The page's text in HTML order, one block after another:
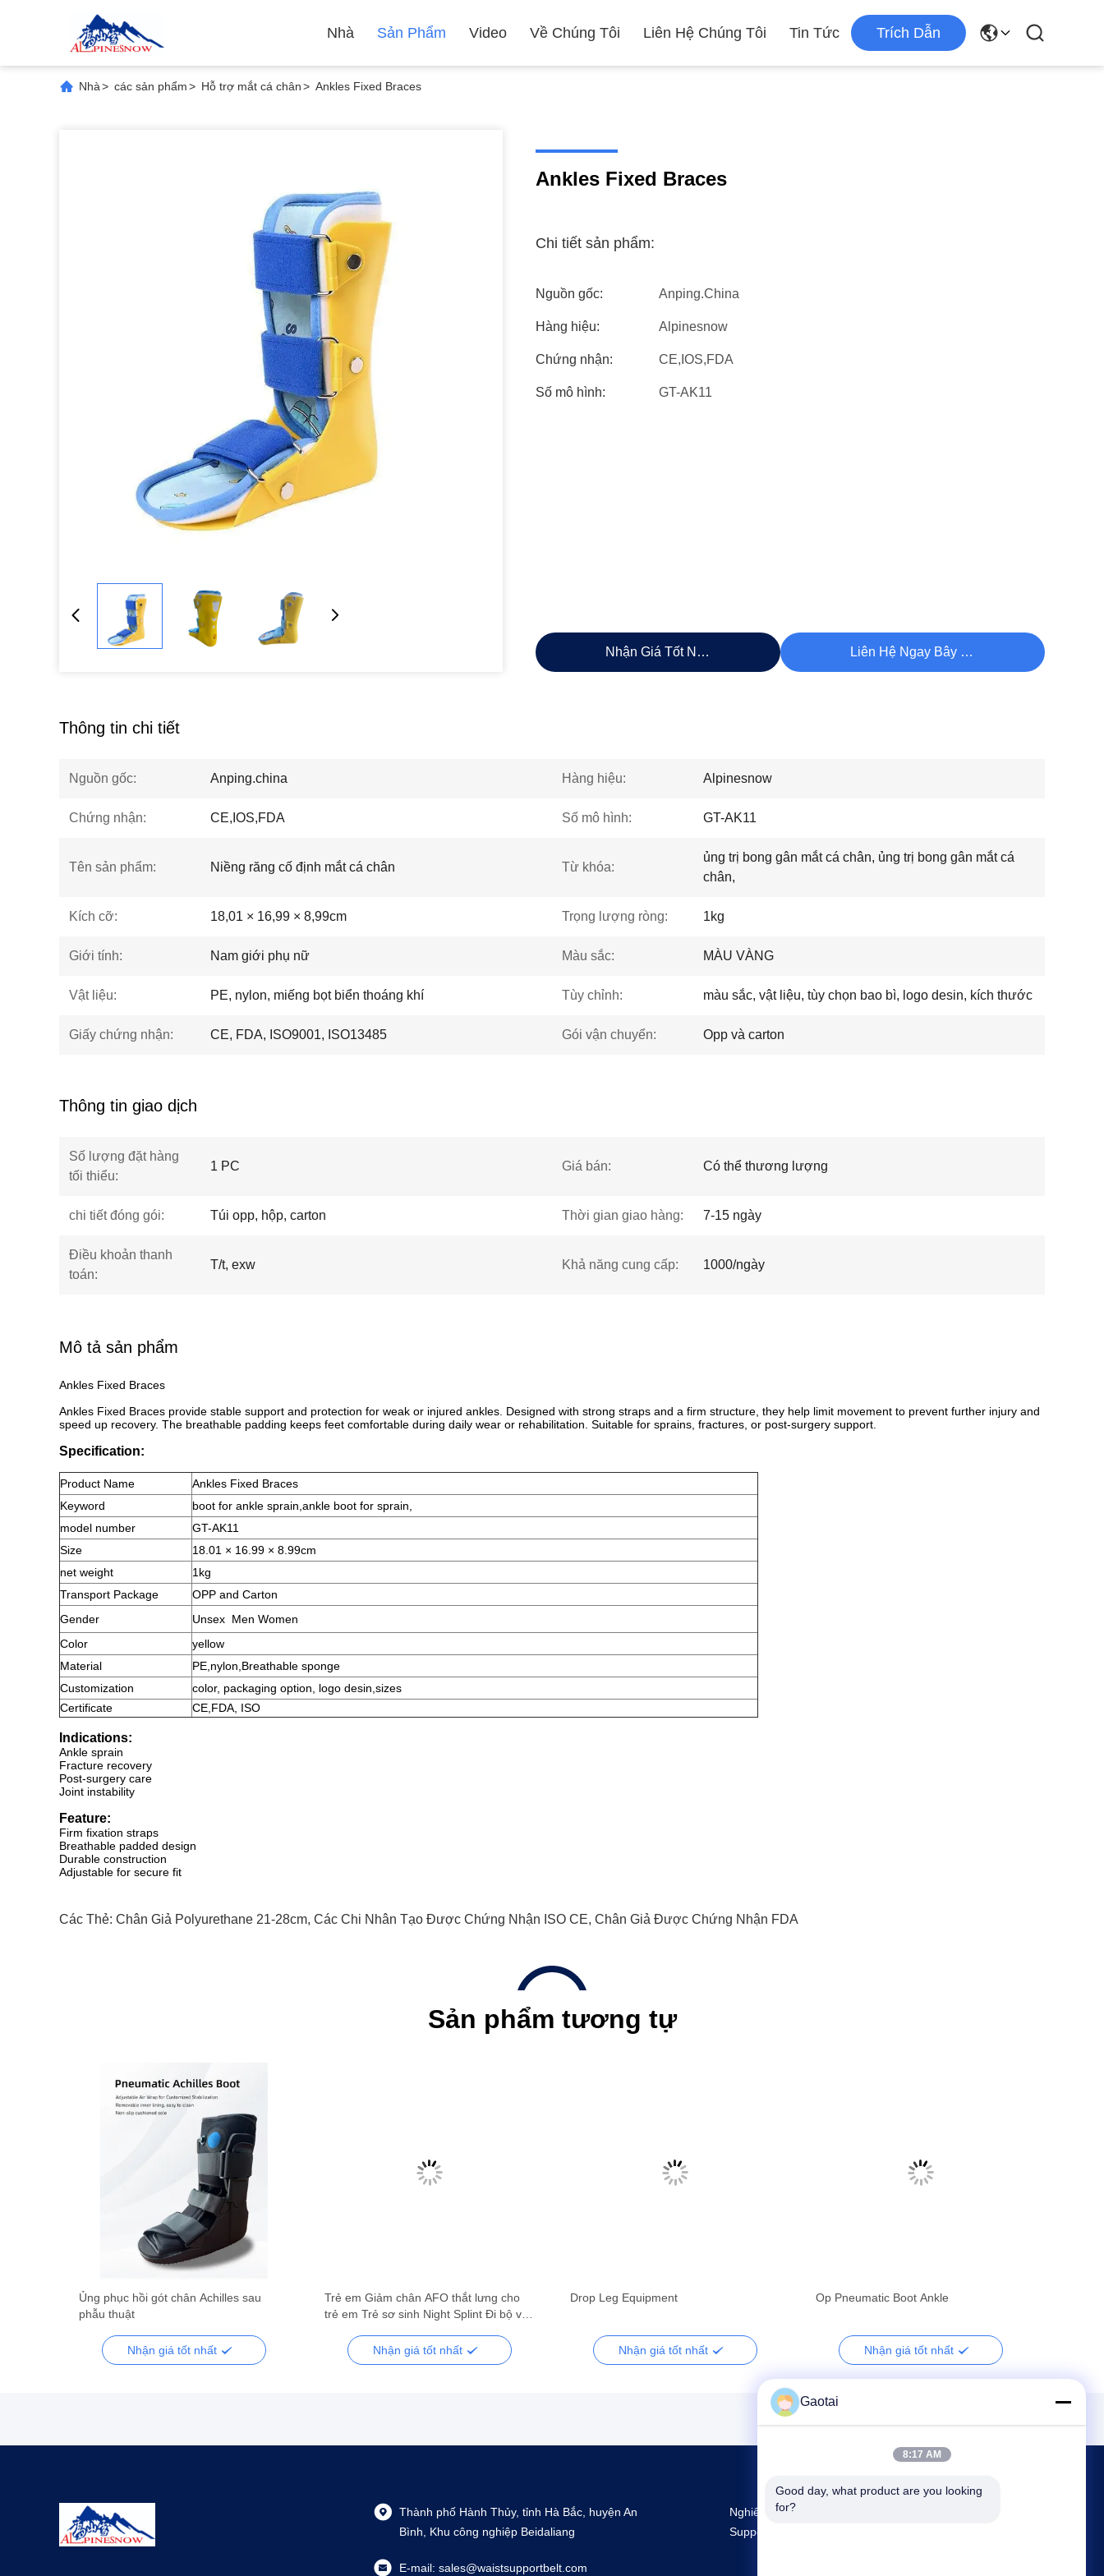
Nhà Sản Phẩm Video Về Chúng Tôi Liên Hệ Chúng Tôi Tin Tức Trích Dẫn
Nhà> các sản phẩm> Hỗ trợ mắt cá chân> Ankles Fixed Braces
Ankles Fixed Braces
Chi tiết sản phẩm:
Nguồn gốc: Anping.china
Hàng hiệu: Alpinesnow
Chứng nhận: CE,IOS,FDA
Số mô hình: GT-AK11
Nhận Giá Tốt Nhất Liên Hệ Ngay Bây Giờ
Thông tin chi tiết
Nguồn gốc: Anping.china Hàng hiệu: Alpinesnow
Chứng nhận: CE,IOS,FDA Số mô hình: GT-AK11
Tên sản phẩm: Niềng răng cố định mắt cá chân Từ khóa:
ủng trị bong gân mắt cá chân, ủng trị bong gân mắt cá
chân,
Kích cỡ: 18,01 × 16,99 × 8,99cm Trọng lượng ròng: 1kg
Giới tính: Nam giới phụ nữ Màu sắc: MÀU VÀNG
Vật liệu: PE, nylon, miếng bọt biển thoáng khí Tùy chỉnh: màu sắc, vật liệu, tùy chọn bao bì, logo desin, kích thước
Giấy chứng nhận: CE, FDA, ISO9001, ISO13485 Gói vận chuyển: Opp và carton
Thông tin giao dịch
Số lượng đặt hàng
tối thiểu:
1 PC Giá bán: Có thể thương lượng
chi tiết đóng gói: Túi opp, hộp, carton Thời gian giao hàng: 7-15 ngày
Điều khoản thanh
toán:
T/t, exw Khả năng cung cấp: 1000/ngày
Mô tả sản phẩm
Ankles Fixed Braces
Ankles Fixed Braces provide stable support and protection for weak or injured ankles. Designed with strong straps and a firm structure, they help limit movement to prevent further injury and
speed up recovery. The breathable padding keeps feet comfortable during daily wear or rehabilitation. Suitable for sprains, fractures, or post-surgery support.
Specification:
Product Name
Ankles Fixed Braces
Keyword
boot for ankle sprain ankle boot for sprain
model number
GT-AK11
Size
18.01 × 16.99 × 8.99cm
net weight
1kg
Transport Package
OPP and Carton
Gender
Unsex Men Women
Color
yellow
Material
PE,nylon,Breathable sponge
Customization
color, packaging option, logo desin,sizes
Certificate
CE,FDA, ISO
Indications:
Ankle sprain
Fracture recovery
Post-surgery care
Joint instability
Feature:
Firm fixation straps
Breathable padded design
Durable construction
Adjustable for secure fit
Các Thẻ: Chân Giả Polyurethane 21-28cm, Các Chi Nhân Tạo Được Chứng Nhận ISO CE, Chân Giả Được Chứng Nhận FDA
Sản phẩm tương tự
Ủng phục hồi gót chân Achilles sau
phẫu thuật
Nhận giá tốt nhất
Trẻ em Giảm chân AFO thắt lưng cho
trẻ em Trẻ sơ sinh Night Splint Đi bộ với
Nhận giá tốt nhất
Drop Leg Equipment
Nhận giá tốt nhất
Op Pneumatic Boot Ankle
Nhận giá tốt nhất
Thành phố Hành Thủy, tỉnh Hà Bắc, huyện An
Bình, Khu công nghiệp Beidaliang
E-mail: sales@waistsupportbelt.com
Nghiên Cứu Và Sản Xuất Lớn Nhất Back
Support Nhà Cung Cấp Ở Trung Quốc
Gaotai
8:17 AM
Good day, what product are you looking
for?